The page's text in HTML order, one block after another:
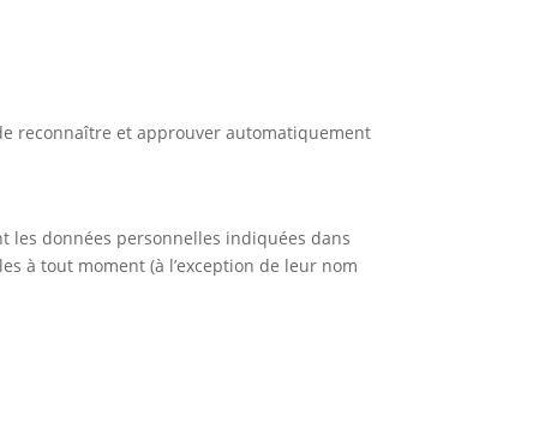
reconnaître et approuver automatiquement
les données personnelles indiquées dans
à tout moment (à l’exception de leur nom